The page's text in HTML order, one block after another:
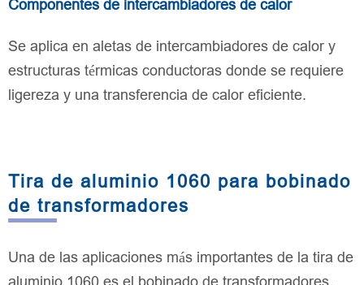
Componentes de intercambiadores de calor
Se aplica en aletas de intercambiadores de calor y
estructuras térmicas conductoras donde se requiere
ligereza y una transferencia de calor eficiente.
Tira de aluminio 1060 para bobinado
de transformadores
Una de las aplicaciones más importantes de la tira de
aluminio 1060 es el bobinado de transformadores.